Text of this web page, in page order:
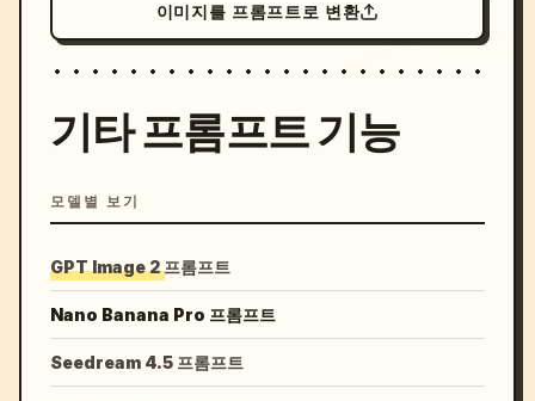
이미지를 프롬프트로 변환
기타 프롬프트 기능
모델별 보기
GPT Image 2 프롬프트
Nano Banana Pro 프롬프트
Seedream 4.5 프롬프트